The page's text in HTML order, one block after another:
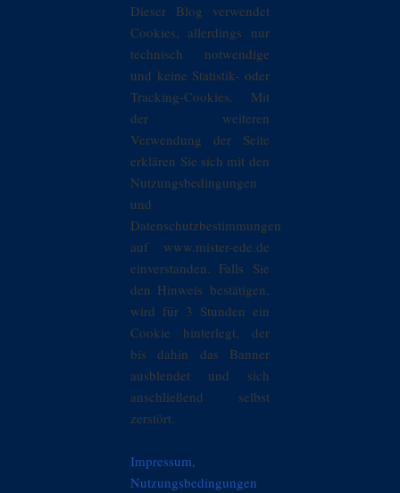
Dieser Blog verwendet
Cookies, allerdings nur
technisch notwendige
und keine Statistik- oder
Tracking-Cookies. Mit
der weiteren
Verwendung der Seite
erklären Sie sich mit den
Nutzungsbedingungen
und
Datenschutzbestimmungen
auf www.mister-ede.de
einverstanden. Falls Sie
den Hinweis bestätigen,
wird für 3 Stunden ein
Cookie hinterlegt, der
bis dahin das Banner
ausblendet und sich
anschließend selbst
zerstört.
Impressum,
Nutzungsbedingungen